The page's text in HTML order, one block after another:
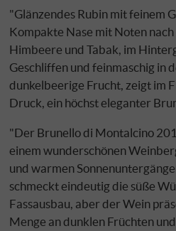
"Glänzendes Rubin mit feinem
Kompakte Nase mit Noten
Himbeere und Tabak, im
Geschliffen und feinmaschig in
dunkelbeerige Frucht, zeigt im
Druck, ein höchst eleganter
"Der Brunello di Montalcino
einem wunderschönen
und warmen
schmeckt eindeutig die süße
Fassausbau, aber der Wein
Menge an dunklen Früchten